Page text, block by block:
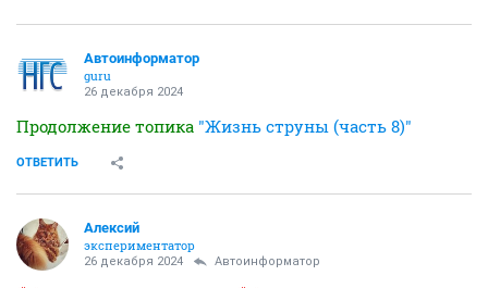
Автоинформатор
guru
26 декабря 2024
Продолжение топика "Жизнь струны (часть 8)"
ОТВЕТИТЬ
Алексий
экспериментатор
26 декабря 2024 Автоинформатор